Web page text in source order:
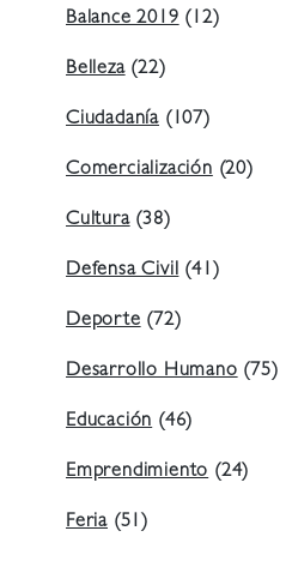
Balance 2019 (12)
Belleza(22)
Ciudadanía (107)
Comercialización (20)
Cultura(38)
Defensa Civil (41)
Deporte (72)
Desarrollo Humano (75)
Educación (46)
Emprendimiento (24)
Feria (51)